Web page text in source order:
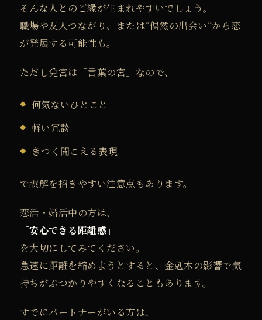
そんな人とのご縁が生まれやすいでしょう。
職場や友人つながり、または“偶然の出会い”から恋
が発展する可能性も。
ただし兌宮は「言葉の宮」なので、
何気ないひとこと
軽い冗談
きつく聞こえる表現
で誤解を招きやすい注意点もあります。
恋活・婚活中の方は、
「安心できる距離感」
を大切にしてみてください。
急速に距離を縮めようとすると、金剋木の影響で気
持ちがぶつかりやすくなることもあります。
すでにパートナーがいる方は、